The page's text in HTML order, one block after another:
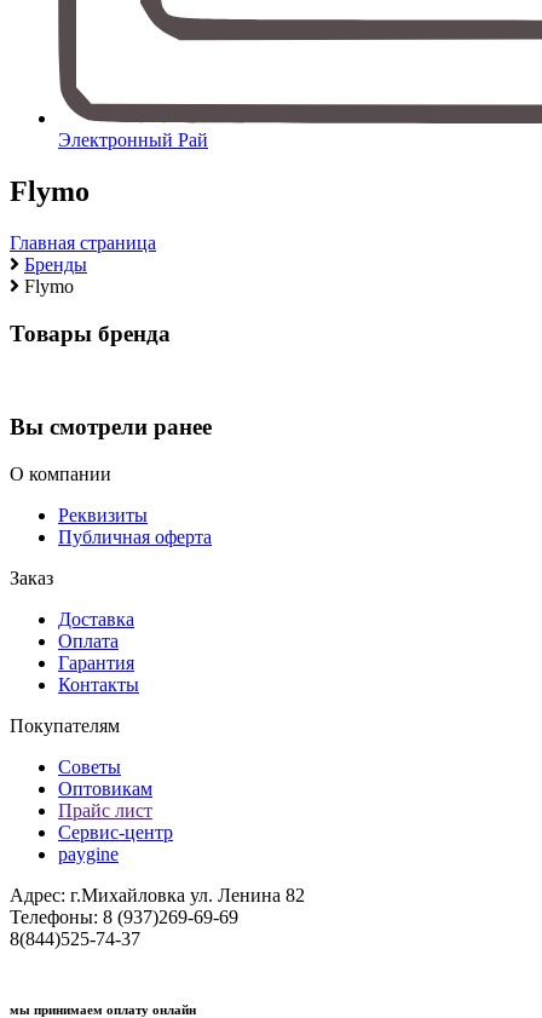
Электронный Рай
Flymo
Главная страница
Бренды
Flymo
Товары бренда
Вы смотрели ранее
О компании
Реквизиты
Публичная оферта
Заказ
Доставка
Оплата
Гарантия
Контакты
Покупателям
Советы
Оптовикам
Прайс лист
Сервис-центр
paygine
Адрес: г.Михайловка ул. Ленина 82
Телефоны: 8 (937)269-69-69
8(844)525-74-37
мы принимаем оплату онлайн